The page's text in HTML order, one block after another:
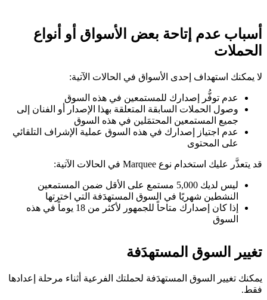
أسباب عدم إتاحة بعض الأسواق أو أنواع
الحملات
لا يمكنك استهداف إحدى الأسواق في الحالات الآتية:
عدم توفُّر إصدارك للمستمعين في هذه السوق
وصول الحملات السابقة المتعلقة بهذا الإصدار أو الفنان إلى
جميع المستمعين المحتمَلين في هذه السوق
عدم اجتياز إصدارك في هذه السوق عملية الإشراف التلقائي
على المحتوى
قد يتعذَّر عليك استخدام نوع Marquee في الحالات الآتية:
ليس لديك 5,000 مستمع على الأقل ضمن المستمعين
النشطين شهريًا في السوق المستهدَفة التي اخترتها
إذا كان إصدارك متاحاً للجمهور لأكثر من 18 يوماً في هذه
السوق
تغيير السوق المستهدَفة
يمكنك تغيير السوق المستهدَفة لحملتك الفرعية أثناء مرحلة إعدادها
فقط.